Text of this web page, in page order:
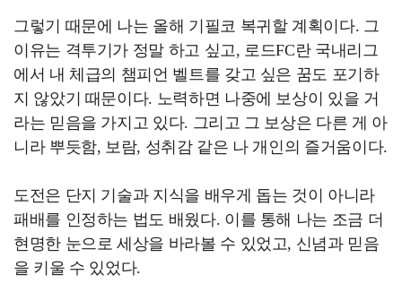
그렇기 때문에 나는 올해 기필코 복귀할 계획이다. 그
이유는 격투기가 정말 하고 싶고, 로드FC란 국내리그
에서 내 체급의 챔피언 벨트를 갖고 싶은 꿈도 포기하
지 않았기 때문이다. 노력하면 나중에 보상이 있을 거
라는 믿음을 가지고 있다. 그리고 그 보상은 다른 게 아
니라 뿌듯함, 보람, 성취감 같은 나 개인의 즐거움이다.
도전은 단지 기술과 지식을 배우게 돕는 것이 아니라
패배를 인정하는 법도 배웠다. 이를 통해 나는 조금 더
현명한 눈으로 세상을 바라볼 수 있었고, 신념과 믿음
을 키울 수 있었다.